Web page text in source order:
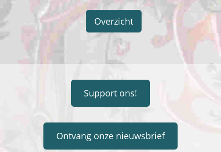
Overzicht
Support ons!
Ontvang onze nieuwsbrief